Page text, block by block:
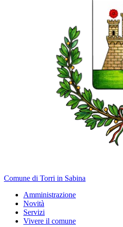
Comune di Torri in Sabina
Amministrazione
Novità
Servizi
Vivere il comune